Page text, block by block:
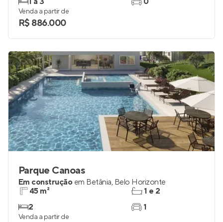
Venda a partir de
R$ 886.000
Parque Canoas
Em construção em Betânia, Belo Horizonte
45 m²
2
1 e 2
1
Venda a partir de